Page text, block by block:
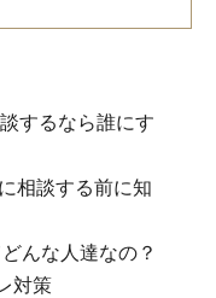
するなら誰にす
相談する前に知
んな人達なの？
対策